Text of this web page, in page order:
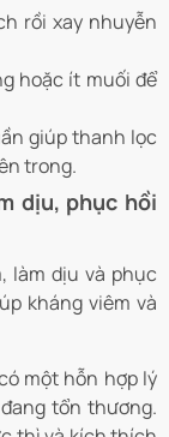
rồi xay nhuyễn
hoặc ít muối để
giúp thanh lọc
trong.
dịu, phục hồi
làm dịu và phục
kháng viêm và
một hỗn hợp lý
tổn thương.